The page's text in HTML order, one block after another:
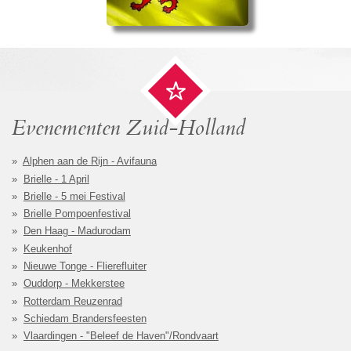
Evenementen Zuid-Holland
Alphen aan de Rijn - Avifauna
Brielle - 1 April
Brielle - 5 mei Festival
Brielle Pompoenfestival
Den Haag - Madurodam
Keukenhof
Nieuwe Tonge - Flierefluiter
Ouddorp - Mekkerstee
Rotterdam Reuzenrad
Schiedam Brandersfeesten
Vlaardingen - "Beleef de Haven"/Rondvaart